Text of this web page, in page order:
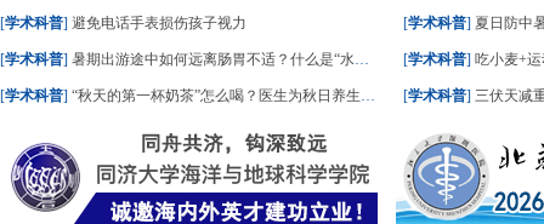
[学术科普] 避免电话手表损伤孩子视力
[学术科普] 暑期出游途中如何远离肠胃不适？什么是“水土不服”？一文了解
[学术科普] “秋天的第一杯奶茶”怎么喝？医生为秋日养生饮食划重点
[学术科普] 夏日防中
[学术科普] 吃小麦+
[学术科普] 三伏天减重